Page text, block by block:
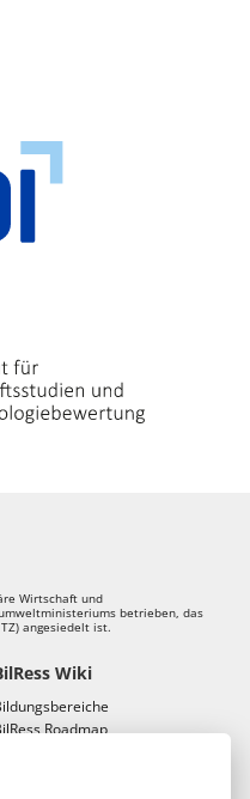
Wirtschaft und
betrieben, das
angesiedelt ist.
Wiki
Roadmap